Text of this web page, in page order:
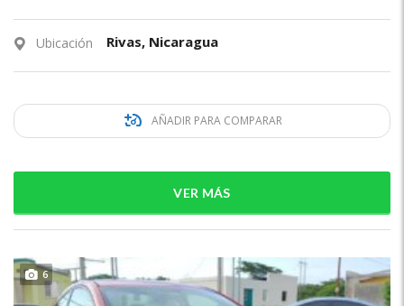
Ubicación Rivas, Nicaragua
AÑADIR PARA COMPARAR
VER MÁS
6